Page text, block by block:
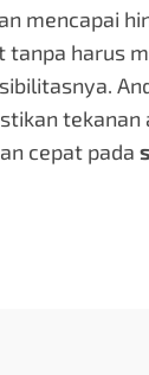
mencapai
tanpa harus
cepat pada